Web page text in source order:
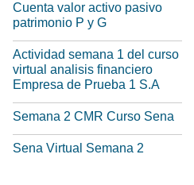
Cuenta valor activo pasivo
patrimonio P y G
Actividad semana 1 del curso
virtual analisis financiero
Empresa de Prueba 1 S.A
Semana 2 CMR Curso Sena
Sena Virtual Semana 2